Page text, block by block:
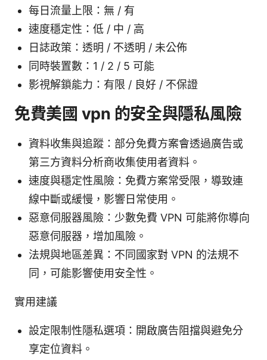
每日流量上限：無 / 有
速度穩定性：低 / 中 / 高
日誌政策：透明 / 不透明 / 未公佈
同時裝置數：1 / 2 / 5 可能
影視解鎖能力：有限 / 良好 / 不保證
免費美國 vpn 的安全與隱私風險
資料收集與追蹤：部分免費方案會透過廣告或
第三方資料分析商收集使用者資料。
速度與穩定性風險：免費方案常受限，導致連
線中斷或緩慢，影響日常使用。
惡意伺服器風險：少數免費 VPN 可能將你導向
惡意伺服器，增加風險。
法規與地區差異：不同國家對 VPN 的法規不
同，可能影響使用安全性。
實用建議
設定限制性隱私選項：開啟廣告阻擋與避免分
享定位資料。